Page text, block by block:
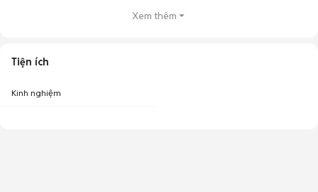
Xem thêm
Tiện ích
Kinh nghiệm